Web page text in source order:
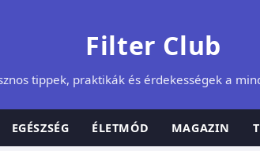
Filter Club
tippek, praktikák és érdekességek a
EGÉSZSÉG ÉLETMÓD MAGAZIN